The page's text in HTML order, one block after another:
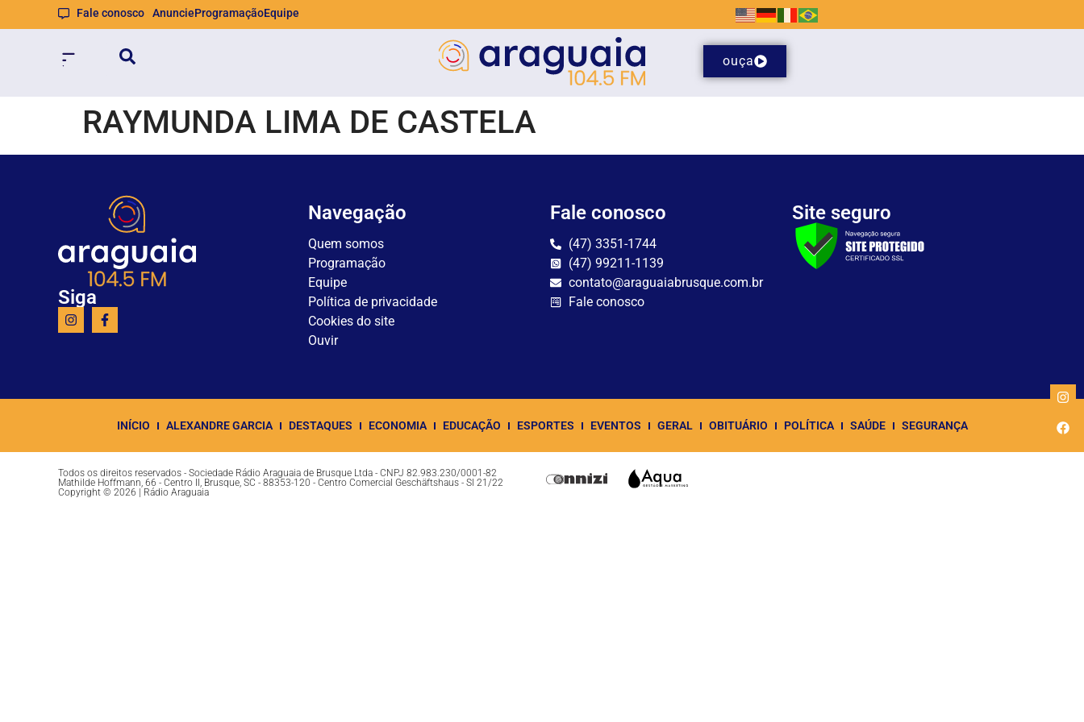
Fale conosco AnuncieProgramaçãoEquipe
ouça
RAYMUNDA LIMA DE CASTELA
Siga
Navegação
Quem somos
Programação
Equipe
Política de privacidade
Cookies do site
Ouvir
Fale conosco
(47) 3351-1744
(47) 99211-1139
contato@araguaiabrusque.com.br
Fale conosco
Site seguro
INÍCIO ALEXANDRE GARCIA DESTAQUES ECONOMIA EDUCAÇÃO ESPORTES EVENTOS GERAL OBITUÁRIO POLÍTICA SAÚDE SEGURANÇA
Todos os direitos reservados - Sociedade Rádio Araguaia de Brusque Ltda - CNPJ 82.983.230/0001-82
Mathilde Hoffmann, 66 - Centro II, Brusque, SC - 88353-120 - Centro Comercial Geschäftshaus - Sl 21/22
Copyright © 2026 | Rádio Araguaia